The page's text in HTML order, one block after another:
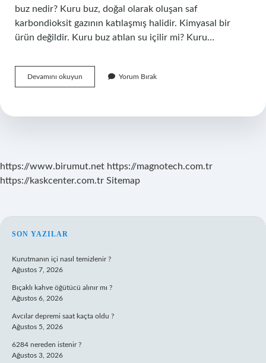
buz nedir? Kuru buz, doğal olarak oluşan saf
karbondioksit gazının katılaşmış halidir. Kimyasal bir
ürün değildir. Kuru buz atılan su içilir mi? Kuru…
Devamını okuyun
Buzun
Var
Yorum Bırak
https://www.birumut.net https://magnotech.com.tr
https://kaskcenter.com.tr Sitemap
SIDEBAR
SON YAZILAR
Kurutmanın içi nasıl temizlenir ?
Ağustos 7, 2026
Bıçaklı kahve öğütücü alınır mı ?
Ağustos 6, 2026
Avcılar depremi saat kaçta oldu ?
Ağustos 5, 2026
6284 nereden istenir ?
Ağustos 3, 2026